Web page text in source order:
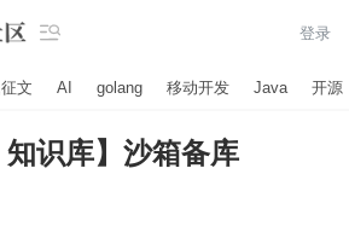
 登录
文 AI golang 移动开发 Java 开源
知识库】沙箱备库